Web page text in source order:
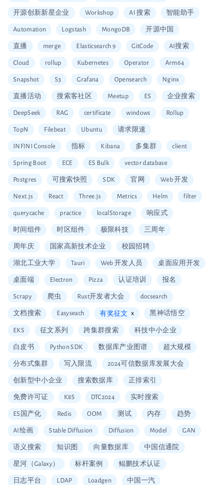
开源创新新星企业 Workshop AI 搜索 智能助手
Automation Logstash MongoDB 开源中国
直播 merge Elasticsearch 9 GitCode AI搜索
Cloud rollup Kubernetes Operator Arm64
Snapshot S3 Grafana Opensearch Nginx
直播活动 搜索客社区 Meetup ES 企业搜索
DeepSeek RAG certificate windows Rollup
TopN Filebeat Ubuntu 请求限速
INFINI Console 指标 Kibana 多集群 client
Spring Boot ECE ES Bulk vector database
Postgres 可搜索快照 SDK 官网 Web 开发
Next.js React Three.js Metrics Helm filter
querycache practice localStorage 响应式
时间组件 时区组件 极限科技 三周年
周年庆 国家高新技术企业 校园招聘
湖北工业大学 Tauri Web 开发人员 桌面应用开发
桌面端 Electron Pizza 认证培训 报名
Scrapy 爬虫 Rust开发者大会 docsearch
文档搜索 Easyseach 有奖征文 x 黑神话悟空
EKS 征文系列 跨集群搜索 科技中小企业
白皮书 Python SDK 数据库产业图谱 超大规模
分布式集群 写入限流 2024可信数据库发展大会
创新型中小企业 搜索数据库 正排索引
免费许可证 K8S DTC2024 实时搜索
ES国产化 Redis OOM 测试 内存 趋势
AI绘画 Stable Diffusion Diffusion Model GAN
语义搜索 知识图 向量数据库 中国信通院
星河（Galaxy） 标杆案例 鲲鹏技术认证
日志平台 LDAP Loadgen 中国一汽